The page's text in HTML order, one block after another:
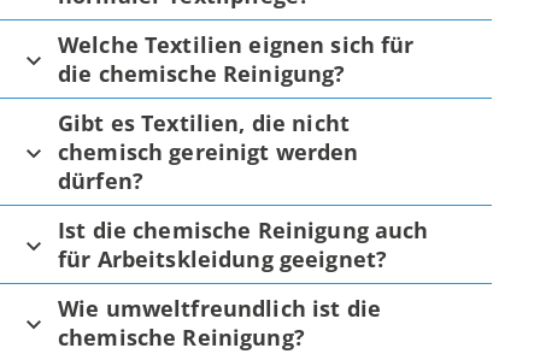
Welche Textilien eignen sich für
die chemische Reinigung?
Gibt es Textilien, die nicht
chemisch gereinigt werden
dürfen?
Ist die chemische Reinigung auch
für Arbeitskleidung geeignet?
Wie umweltfreundlich ist die
chemische Reinigung?